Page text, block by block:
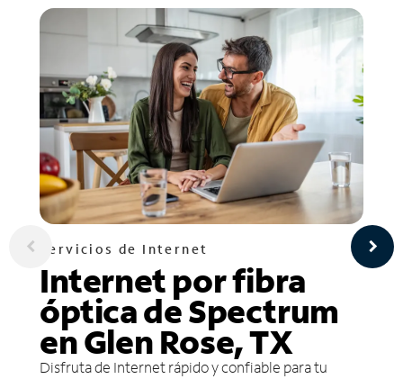
Servicios de Internet
Internet por fibra
óptica de Spectrum
en Glen Rose, TX
Disfruta de Internet rápido y confiable para tu